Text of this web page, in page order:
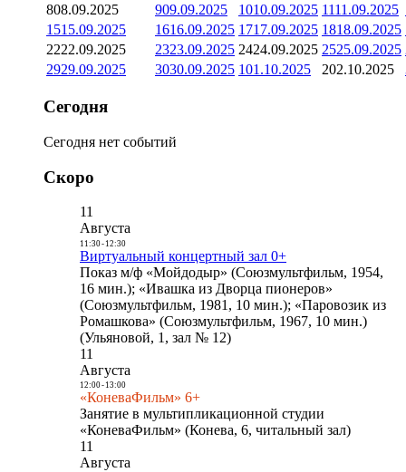
808.09.2025 909.09.2025 1010.09.2025 1111.09.2025
1515.09.2025 1616.09.2025 1717.09.2025 1818.09.2025
2222.09.2025 2323.09.2025 2424.09.2025 2525.09.2025
2929.09.2025 3030.09.2025 101.10.2025 202.10.2025
Сегодня
Сегодня нет событий
Скоро
11
Августа
11:30- 12:30
Виртуальный концертный зал 0+
Показ м/ф «Мойдодыр» (Союзмультфильм, 1954,
16 мин.); «Ивашка из Дворца пионеров»
(Союзмультфильм, 1981, 10 мин.); «Паровозик из
Ромашкова» (Союзмультфильм, 1967, 10 мин.)
(Ульяновой, 1, зал № 12)
11
Августа
12:00- 13:00
«КоневаФильм» 6+
Занятие в мультипликационной студии
«КоневаФильм» (Конева, 6, читальный зал)
11
Августа